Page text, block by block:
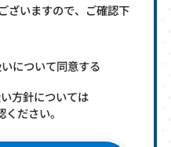
ざいますので、ご確認下
について同意する
方針については
ください。